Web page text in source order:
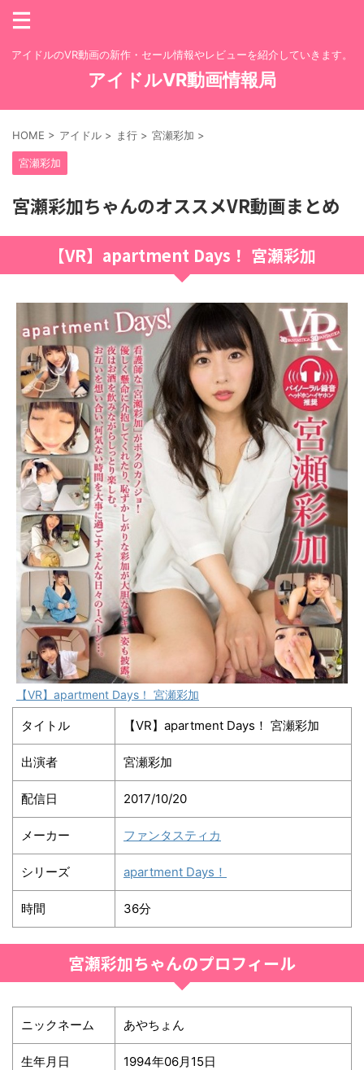
アイドルのVR動画の新作・セール情報やレビューを紹介していきます。
アイドルVR動画情報局
HOME > アイドル > ま行 > 宮瀬彩加 >
宮瀬彩加
宮瀬彩加ちゃんのオススメVR動画まとめ
【VR】apartment Days！ 宮瀬彩加
【VR】apartment Days！ 宮瀬彩加
タイトル 【VR】apartment Days！ 宮瀬彩加
出演者 宮瀬彩加
配信日 2017/10/20
メーカー ファンタスティカ
シリーズ apartment Days！
時間 36分
宮瀬彩加ちゃんのプロフィール
ニックネーム あやちょん
生年月日 1994年06月15日